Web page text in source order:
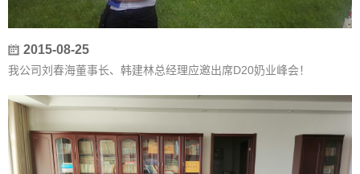
2015-08-25
我公司刘春海董事长、韩建林总经理应邀出席D20奶业峰会！